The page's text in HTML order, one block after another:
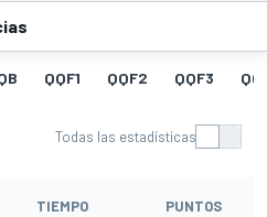
QQF1 QQF2 QQF3
Todas las estadísticas
TIEMPO PUNTOS